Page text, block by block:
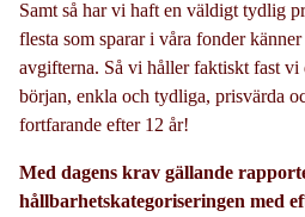
Samt så har vi haft en väldigt tydlig
flesta som sparar i våra fonder
avgifterna. Så vi håller faktiskt fast vi
början, enkla och tydliga, prisvärda
fortfarande efter 12 år!
Med dagens krav gällande
hållbarhetskategoriseringen med